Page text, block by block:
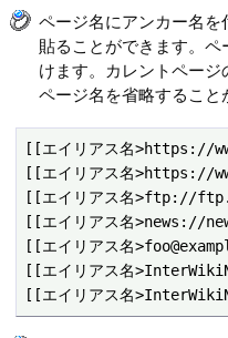
ページ名にアンカー名
貼ることができます。
けます。カレントペー
ページ名を省略すること
[[エイリアス名>https://
[[エイリアス名>https://
[[エイリアス名>ftp://
[[エイリアス名>news://
[[エイリアス名
[[エイリアス名
[[エイリアス名